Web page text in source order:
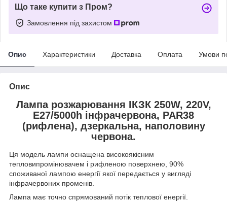
Що таке купити з Пром?
Замовлення під захистом
Опис Характеристики Доставка Оплата Умови
Опис
Лампа розжарювання ІКЗК 250W, 220V,
E27/5000h інфрачервона, PAR38
(рифлена), дзеркальна, наполовину
червона.
Ця модель лампи оснащена високоякісним
тепловипромінювачем і рифленою поверхнею, 90%
споживаної лампою енергії якої передається у вигляді
інфрачервоних променів.
Лампа має точно спрямований потік теплової енергії.